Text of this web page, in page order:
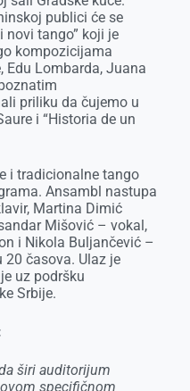
publici će se
novi tango” koji je
kompozicijama
Edu Lombarda, Juana
priliku da čujemo u
i “Historia de un
i tradicionalne tango
Ansambl nastupa
Martina Dimić
Mišović – vokal,
i Nikola Buljančević –
20 časova. Ulaz je
uz podršku
Srbije.
širi auditorijum
specifičnom